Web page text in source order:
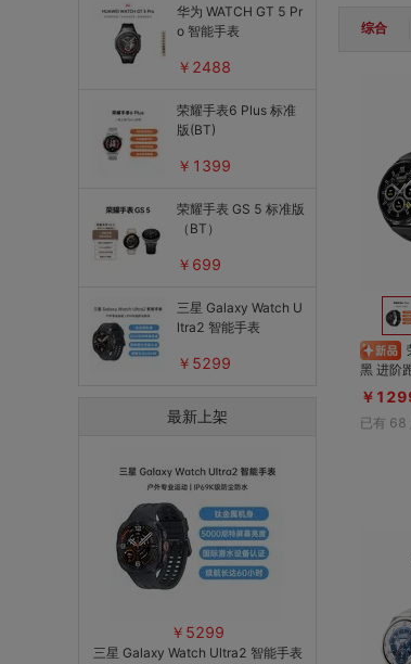
华为 WATCH GT 5 Pr
o 智能手表
￥2488
荣耀手表6 Plus 标准
版(BT)
￥1399
荣耀手表 GS 5 标准版
（BT）
￥699
三星 Galaxy Watch U
ltra2 智能手表
￥5299
最新上架
￥5299
三星 Galaxy Watch Ultra2 智能手表
综合
黑 进阶跑步运动，专业羽毛球、足球
模式；
￥
已有 68